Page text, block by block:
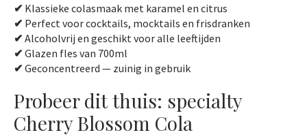
✔ Klassieke colasmaak met karamel en citrus
✔ Perfect voor cocktails, mocktails en frisdranken
✔ Alcoholvrij en geschikt voor alle leeftijden
✔ Glazen fles van 700ml
✔ Geconcentreerd — zuinig in gebruik
Probeer dit thuis: specialty
Cherry Blossom Cola